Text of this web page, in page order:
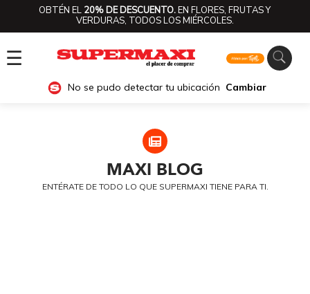
OBTÉN EL 20% DE DESCUENTO.EN FLORES, FRUTAS Y
VERDURAS, TODOS LOS MIÉRCOLES.
☰
No se pudo detectar tu ubicación Cambiar
MAXI BLOG
ENTÉRATE DE TODO LO QUE SUPERMAXI TIENE PARA TI.